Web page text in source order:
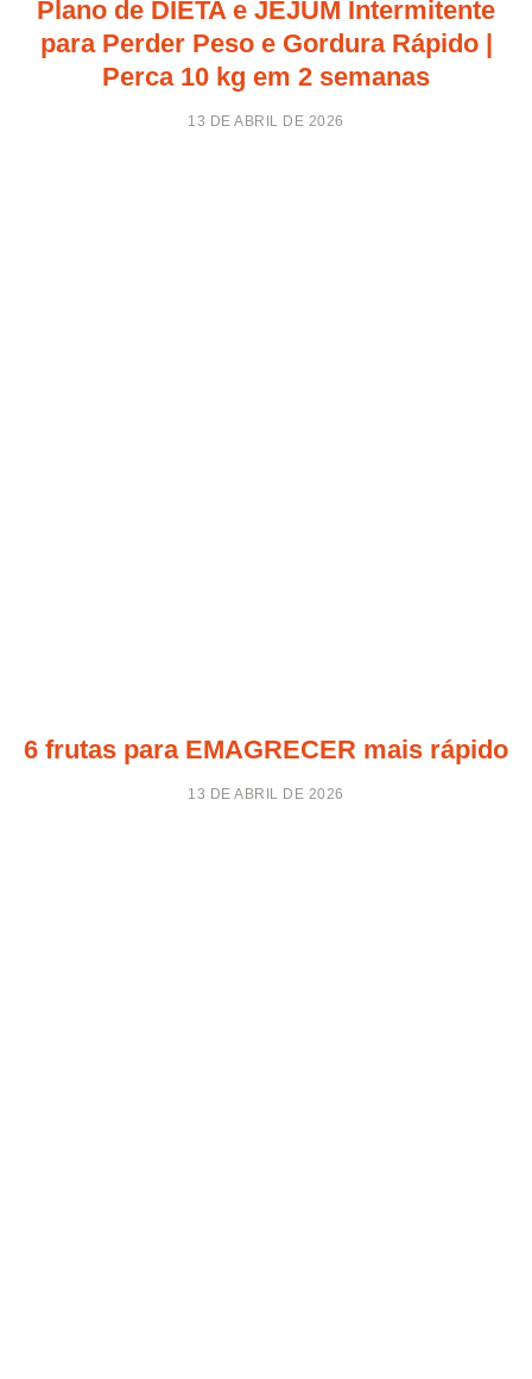
Plano de DIETA e JEJUM Intermitente
para Perder Peso e Gordura Rápido |
Perca 10 kg em 2 semanas
13 DE ABRIL DE 2026
6 frutas para EMAGRECER mais rápido
13 DE ABRIL DE 2026